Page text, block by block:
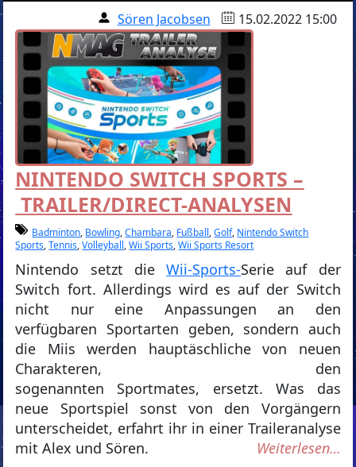
Sören Jacobsen 15.02.2022 15:00
NINTENDO SWITCH SPORTS –
TRAILER/DIRECT-ANALYSEN
Badminton, Bowling,Chambara, Fußball,Golf, Nintendo Switch
Sports,Tennis,Volleyball,Wii Sports,Wii Sports Resort
Nintendo setzt dieWii-Sports-Serie auf der
Switch fort. Allerdings wird es auf der Switch
nicht nur eine Anpassungen an den
verfügbaren Sportarten geben, sondern auch
die Miis werden hauptäschliche von neuen
Charakteren, den
sogenannten Sportmates, ersetzt. Was das
neue Sportspiel sonst von den Vorgängern
unterscheidet, erfahrt ihr in einer Traileranalyse
mit Alex und Sören.
Weiterlesen…